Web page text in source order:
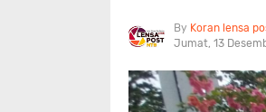
Koran lensa
Jumat, 13